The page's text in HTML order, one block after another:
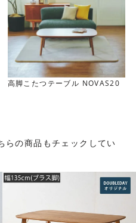
わらかにしてくれます。
高脚こたつテーブル NOVAS20
らの商品もチェックしてい